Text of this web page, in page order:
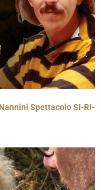
Spettacolo SI-RI-